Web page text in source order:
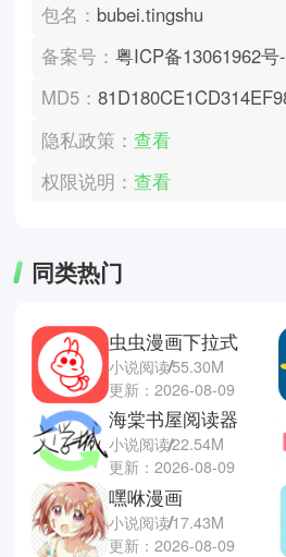
包名： bubei.tingshu
备案号：粤ICP备13061962号
MD5：
隐私政策：查看
权限说明：查看
同类热门
虫虫漫画下拉式
小说阅读55.30M
更新：2026-08-09
海棠书屋阅读器
小说阅读22.54M
更新：2026-08-09
嘿咻漫画
小说阅读17.43M
更新：2026-08-09